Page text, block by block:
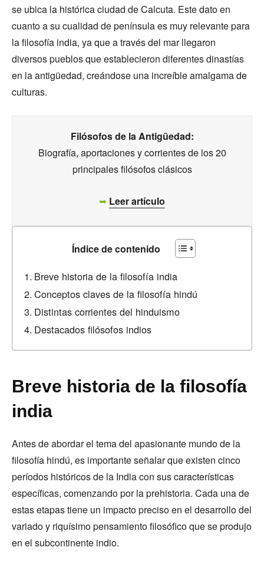
se ubica la histórica ciudad de Calcuta. Este dato en
cuanto a su cualidad de península es muy relevante para
la filosofía india, ya que a través del mar llegaron
diversos pueblos que establecieron diferentes dinastías
en la antigüedad, creándose una increíble amalgama de
culturas.
Filósofos de la Antigüedad:
Biografía, aportaciones y corrientes de los 20
principales filósofos clásicos
➥ Leer artículo
Índice de contenido
Breve historia de la filosofía india
Conceptos claves de la filosofía hindú
Distintas corrientes del hinduismo
Destacados filósofos indios
Breve historia de la filosofía
india
Antes de abordar el tema del apasionante mundo de la
filosofía hindú, es importante señalar que existen cinco
períodos históricos de la India con sus características
específicas, comenzando por la prehistoria. Cada una de
estas etapas tiene un impacto preciso en el desarrollo del
variado y riquísimo pensamiento filosófico que se produjo
en el subcontinente indio.